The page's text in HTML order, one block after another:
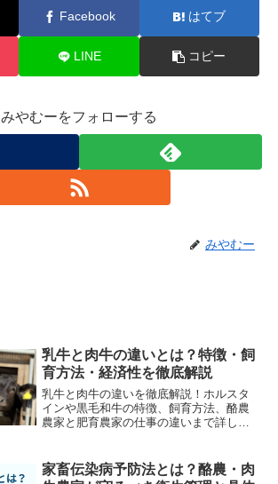
Facebook はてブ
LINE コピー
みやむーをフォローする
みやむー
乳牛と肉牛の違いとは？特徴・飼
育方法・経済性を徹底解説
乳牛と肉牛の違いを徹底解説！ホルスタ
インや黒毛和牛の特徴、飼育方法、酪農
農家と肥育農家の仕事の違いまで詳しく
家畜伝染病予防法とは？酪農・肉